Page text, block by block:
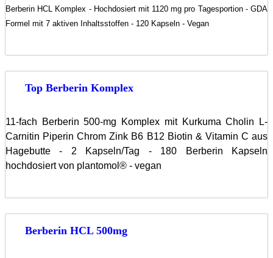
Berberin HCL Komplex - Hochdosiert mit 1120 mg pro Tagesportion - GDA
Formel mit 7 aktiven Inhaltsstoffen - 120 Kapseln - Vegan
Top Berberin Komplex
11-fach Berberin 500-mg Komplex mit Kurkuma Cholin L-
Carnitin Piperin Chrom Zink B6 B12 Biotin & Vitamin C aus
Hagebutte - 2 Kapseln/Tag - 180 Berberin Kapseln
hochdosiert von plantomol® - vegan
Berberin HCL 500mg